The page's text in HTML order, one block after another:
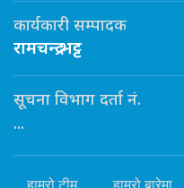
कार्यकारी सम्पादक
रामचन्द्र भट्ट
सूचना विभाग दर्ता नं.
...